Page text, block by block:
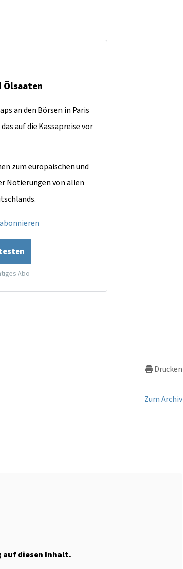
Ölsaaten
an den Börsen in Paris
auf die Kassapreise vor
zum europäischen und
Notierungen von allen
Abo
Drucken
Zum Archiv
auf diesen Inhalt.